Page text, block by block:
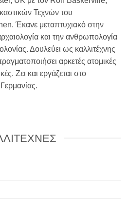
Τεχνών του
Έκανε μεταπτυχιακό στην
και την ανθρωπολογία
Δουλεύει ως καλλιτέχνης
αρκετές ατομικές
Ζει και εργάζεται στο